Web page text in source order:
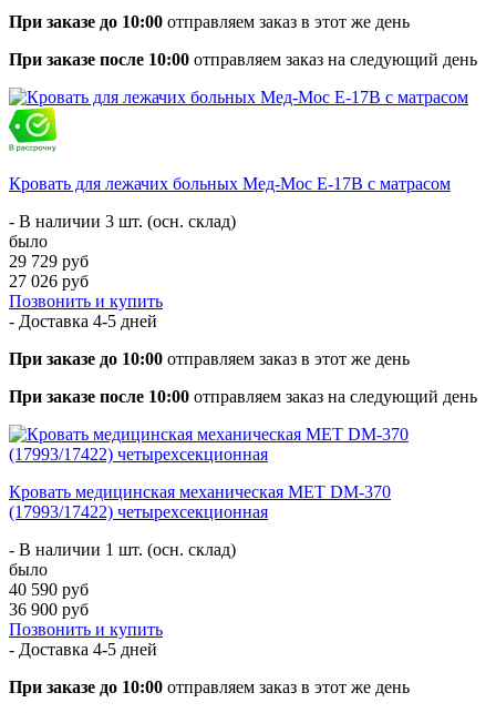
При заказе до 10:00 отправляем заказ в этот же день
При заказе после 10:00 отправляем заказ на следующий день
Кровать для лежачих больных Мед-Мос Е-17В с матрасом
- В наличии 3 шт. (осн. склад)
было
29 729 руб
27 026 руб
Позвонить и купить
- Доставка 4-5 дней
При заказе до 10:00 отправляем заказ в этот же день
При заказе после 10:00 отправляем заказ на следующий день
Кровать медицинская механическая MET DM-370
(17993/17422) четырехсекционная
- В наличии 1 шт. (осн. склад)
было
40 590 руб
36 900 руб
Позвонить и купить
- Доставка 4-5 дней
При заказе до 10:00 отправляем заказ в этот же день